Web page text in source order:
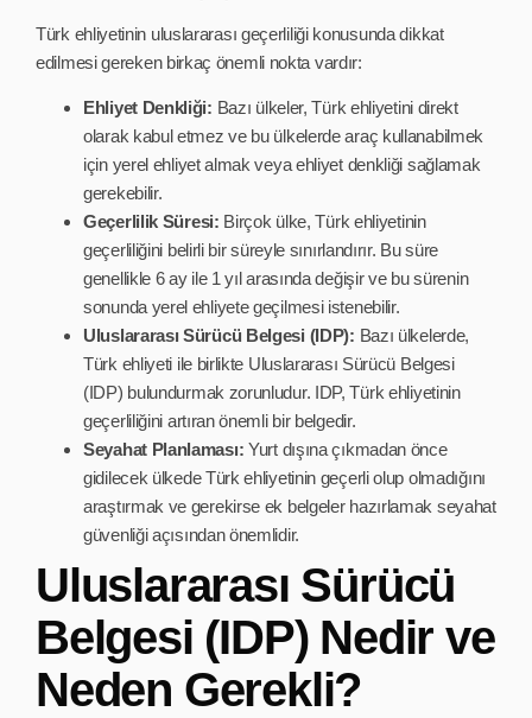
Türk ehliyetinin uluslararası geçerliliği konusunda dikkat
edilmesi gereken birkaç önemli nokta vardır:
Ehliyet Denkliği: Bazı ülkeler, Türk ehliyetini direkt
olarak kabul etmez ve bu ülkelerde araç kullanabilmek
için yerel ehliyet almak veya ehliyet denkliği sağlamak
gerekebilir.
Geçerlilik Süresi: Birçok ülke, Türk ehliyetinin
geçerliliğini belirli bir süreyle sınırlandırır. Bu süre
genellikle 6 ay ile 1 yıl arasında değişir ve bu sürenin
sonunda yerel ehliyete geçilmesi istenebilir.
Uluslararası Sürücü Belgesi (IDP): Bazı ülkelerde,
Türk ehliyeti ile birlikte Uluslararası Sürücü Belgesi
(IDP) bulundurmak zorunludur. IDP, Türk ehliyetinin
geçerliliğini artıran önemli bir belgedir.
Seyahat Planlaması: Yurt dışına çıkmadan önce
gidilecek ülkede Türk ehliyetinin geçerli olup olmadığını
araştırmak ve gerekirse ek belgeler hazırlamak seyahat
güvenliği açısından önemlidir.
Uluslararası Sürücü
Belgesi (IDP) Nedir ve
Neden Gerekli?